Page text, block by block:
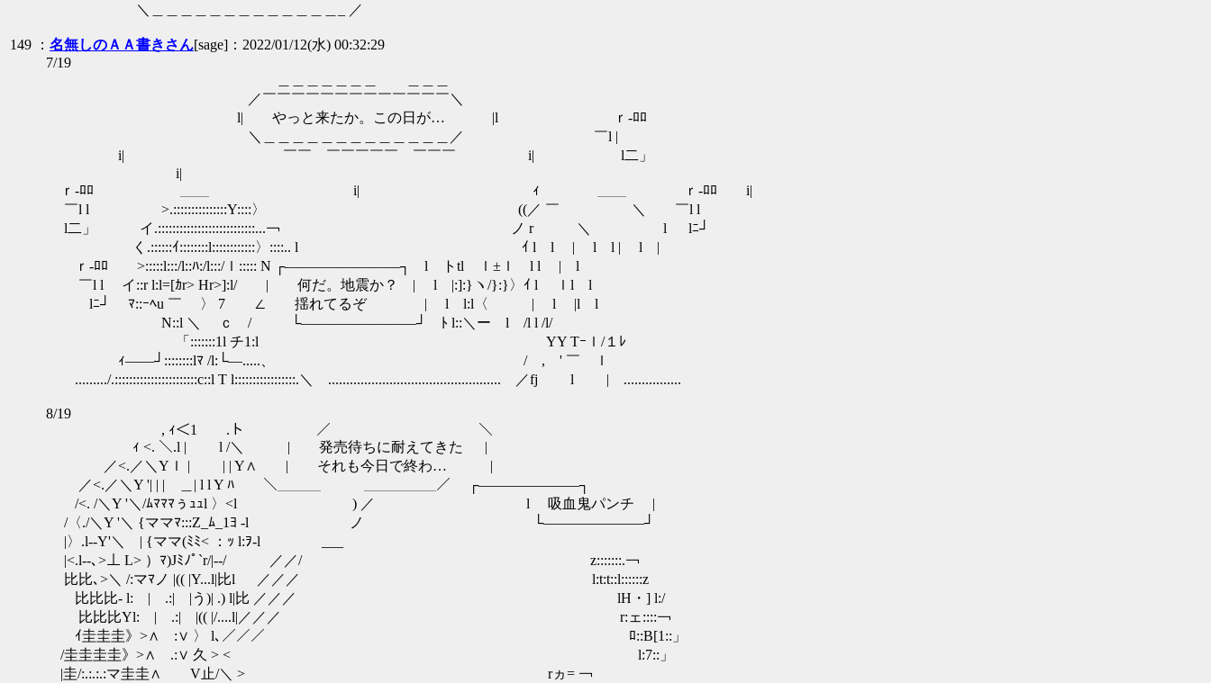
＼＿＿＿＿＿＿＿＿＿＿＿＿＿_ ／
149 ： 名無しのＡＡ書きさん[sage]：2022/01/12(水) 00:32:29
7/19
／￣￣￣￣￣￣￣￣￣￣￣￣￣＼
l| やっと来たか。この日が… |l ｒ-ﾛﾛ
＼＿＿＿＿＿＿＿＿＿＿＿＿＿／ ￣l |
i| ￣￣ ￣￣￣￣￣ ￣￣￣ i| l二」
i|
ｒ-ﾛﾛ ＿＿ i| ｨ ＿＿ ｒ-ﾛﾛ i|
￣l l >.:::::::::::::::Y::::〉 ((／ ￣ ＼ ￣l l
l二」 イ.:::::::::::::::::::::::::::...￢ ノ r ＼ l lﾆ┘
く.::::::ｲ::::::::l::::::::::::〉::::.. l ｲ l l | l l | l |
ｒ-ﾛﾛ >:::::l:::/l::ﾊ:/l:::/ｌ::::: N ┌――――――――┐ l トtl ｌ±ｌ l l | l
￣l l イ::r l:l=[ｶr> Hr>]:l/ | 何だ。地震か？ | l |:]:}ヽ/}:}〉ｲ l ｌl l
lﾆ┘ ﾏ::ｰﾍu ￣ 〉 7 ∠ 揺れてるぞ | l l:l〈 | l |l l
N::l ＼ ｃ / └――――――――┘ ﾄ l::＼ー l /l l /l/
「:::::::1l チ1:l YY Tｰｌ/１ﾚ
ｨ――┘::::::::lﾏ /l:└―.....、 / , ' ￣ ｌ
........./.:::::::::::::::::::::::c::l T l:::::::::::::::::.＼ ................................................ ／fj l | ................
8/19
, ｨ＜1 .ト ／ ￣￣￣￣￣￣￣￣￣￣＼
ｨ <. ＼.l | l /＼ | 発売待ちに耐えてきた |
／<.／＼Yｌ | | | Y∧ | それも今日で終わ… |
／<.／＼Y '| | | ＿| l l Y ﾊ ＼＿＿＿ ＿＿＿＿＿／ ┌―――――――┐
/<. /＼Y '＼/ﾑﾏﾏﾏぅｭｭl 〉<l ) ／ l 吸血鬼パンチ |
/〈./＼Y '＼ {ママﾏ:::Z_ﾑ_1ﾖ -l ノ └―――――――┘
|〉.l‐-Y'＼ | {ママ(ﾐﾐ< ：ｯ l:ｦ-l ___
|<.l‐-､>⊥ L> ）ﾏ)Jﾐﾉﾟ`r/|-‐/ ／／/ z:::::::.￢
比比､>＼ /:マﾏノ |(( |Y...l|比l ／／／ l:t:t::l::::::z
比比比- l: | .:| |う)| .) l|比 ／／／ lH・] l:/
比比比Yl: | .:| |(( |/....l|／／／ r:ェ::::￢
ｲ圭圭圭》>∧ :∨ 〉 l､／／／ ﾛ::B[1::」
/圭圭圭圭》>∧ .:∨ 久 > < l:7::」
|圭/:.:.:.:マ圭圭∧ V止/＼ > rヵ= ￢